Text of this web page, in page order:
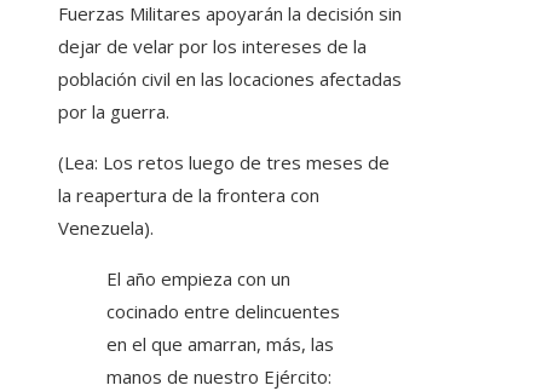
Fuerzas Militares apoyarán la decisión sin
dejar de velar por los intereses de la
población civil en las locaciones afectadas
por la guerra.
(Lea: Los retos luego de tres meses de
la reapertura de la frontera con
Venezuela).
El año empieza con un
cocinado entre delincuentes
en el que amarran, más, las
manos de nuestro Ejército: